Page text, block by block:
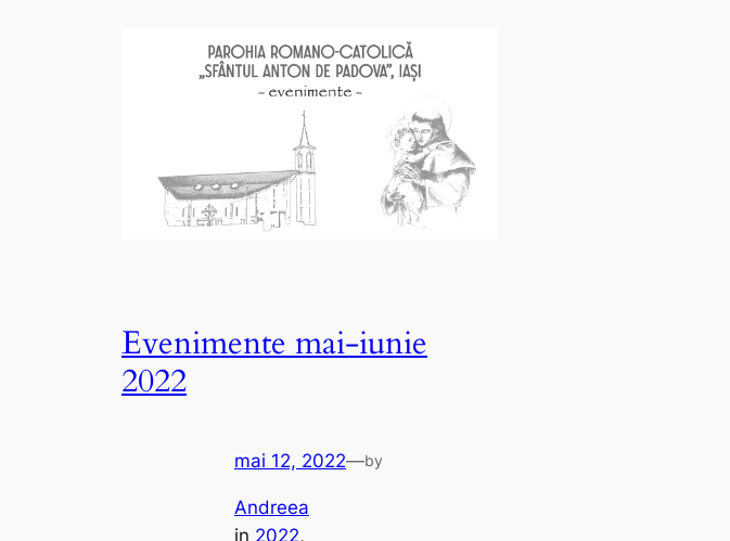
Evenimente mai-iunie
2022
mai 12, 2022—by
Andreea
in 2022